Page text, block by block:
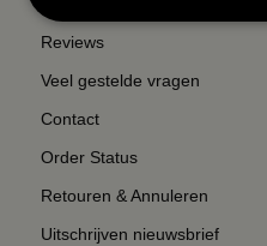
Reviews
Veel gestelde vragen
Contact
Order Status
Retouren & Annuleren
Uitschrijven nieuwsbrief